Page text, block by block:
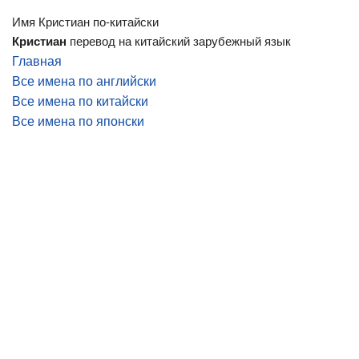
Имя Кристиан по-китайски
Кристиан перевод на китайский зарубежный язык
Главная
Все имена по английски
Все имена по китайски
Все имена по японски